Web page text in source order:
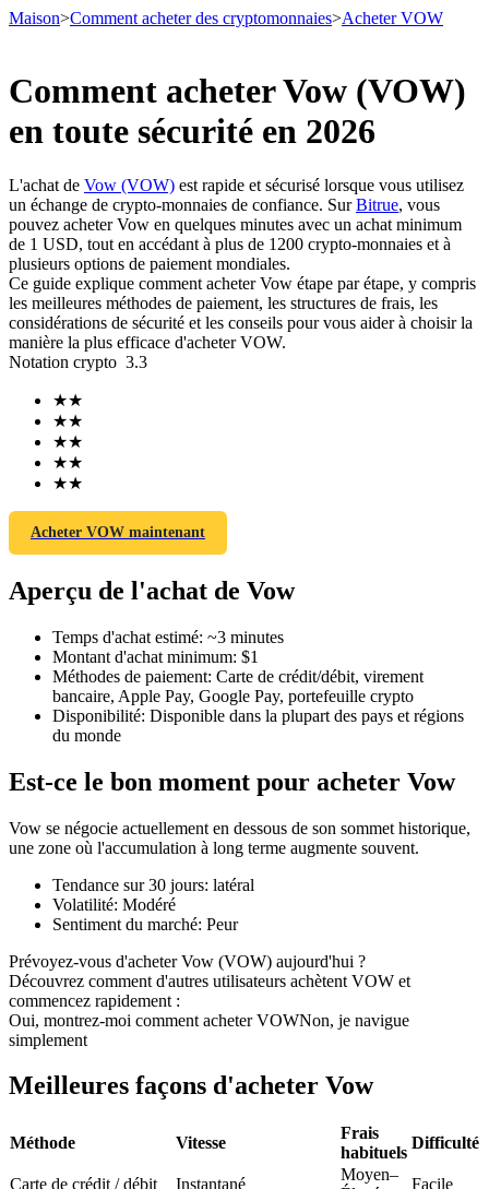
Contrats à terme
Futures USDT
Futures COIN-M
Contrats à terme sur crypto-monnaie
TradFi
premières
Futures USDC
Futures utilisant l'USDC comme garantie
Maison>Comment acheter des cryptomonnaies>Acheter VOW
Comment acheter Vow (VOW)
en toute sécurité en 2026
L'achat de Vow (VOW) est rapide et sécurisé lorsque vous utilisez
un échange de crypto-monnaies de confiance. SurBitrue, vous
pouvez acheter Vow en quelques minutes avec un achat minimum
de 1 USD, tout en accédant à plus de 1200 crypto-monnaies et à
plusieurs options de paiement mondiales.
Ce guide explique comment acheter Vow étape par étape, y compris
les meilleures méthodes de paiement, les structures de frais, les
considérations de sécurité et les conseils pour vous aider à choisir la
manière la plus efficace d'acheter VOW.
Notation crypto 3.3
★★
★★
★★
★★
★★
Acheter VOW maintenant
Aperçu de l'achat de Vow
Temps d'achat estimé: ~3 minutes
Montant d'achat minimum: $1
Méthodes de paiement: Carte de crédit/débit, virement
bancaire, Apple Pay, Google Pay, portefeuille crypto
Disponibilité: Disponible dans la plupart des pays et régions
du monde
Est-ce le bon moment pour acheter Vow
Vow se négocie actuellement en dessous de son sommet historique,
une zone où l'accumulation à long terme augmente souvent.
Tendance sur 30 jours: latéral
Volatilité: Modéré
Sentiment du marché: Peur
Prévoyez-vous d'acheter Vow (VOW) aujourd'hui ?
Découvrez comment d'autres utilisateurs achètent VOW et
commencez rapidement :
Oui, montrez-moi comment acheter VOWNon, je navigue
simplement
Meilleures façons d'acheter Vow
Méthode Vitesse
Frais
habituels
Difficulté
Carte de crédit / débit Instantané
Moyen–
Facile